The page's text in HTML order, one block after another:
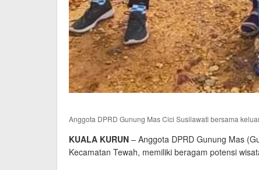
Anggota DPRD Gunung Mas Cici Susilawati bersama
KUALA KURUN – Anggota DPRD Gunung Mas
Kecamatan Tewah, memiliki beragam potensi